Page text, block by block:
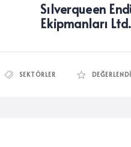
Sılverqueen
Ekipmanları Ltd.
SEKTÖRLER